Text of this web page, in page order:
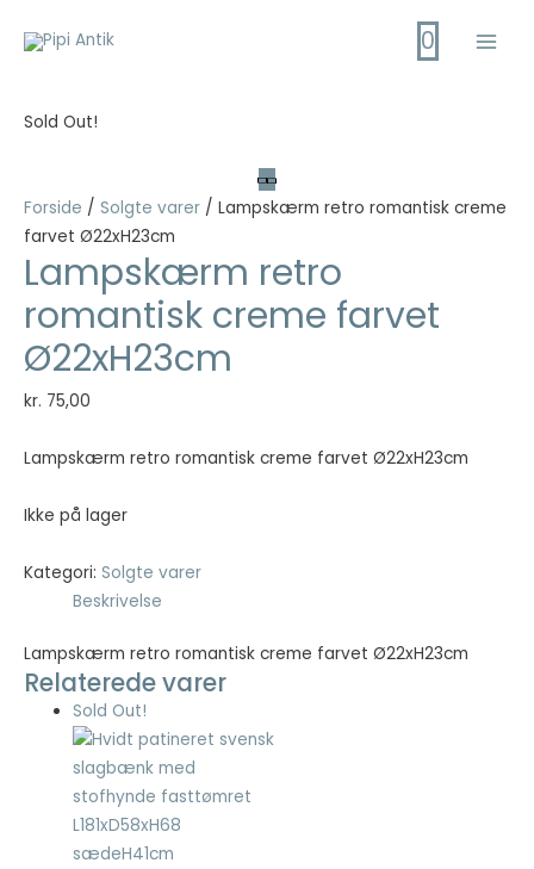
0
Sold Out!
Forside / Solgte varer / Lampskærm retro romantisk creme
farvet Ø22xH23cm
Lampskærm retro
romantisk creme farvet
Ø22xH23cm
kr. 75,00
Lampskærm retro romantisk creme farvet Ø22xH23cm
Ikke på lager
Kategori: Solgte varer
Beskrivelse
Lampskærm retro romantisk creme farvet Ø22xH23cm
Relaterede varer
Sold Out!
Nødvendig
cookies hjælper
med at gøre en
hjemmeside
brugbar ved at
aktivere
grundlæggende
funktioner
såsom side-
navigation og
adgang til sikre